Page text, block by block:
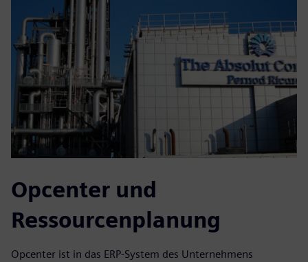
Opcenter und
Ressourcenplanung
Opcenter ist in das ERP-System des Unternehmens